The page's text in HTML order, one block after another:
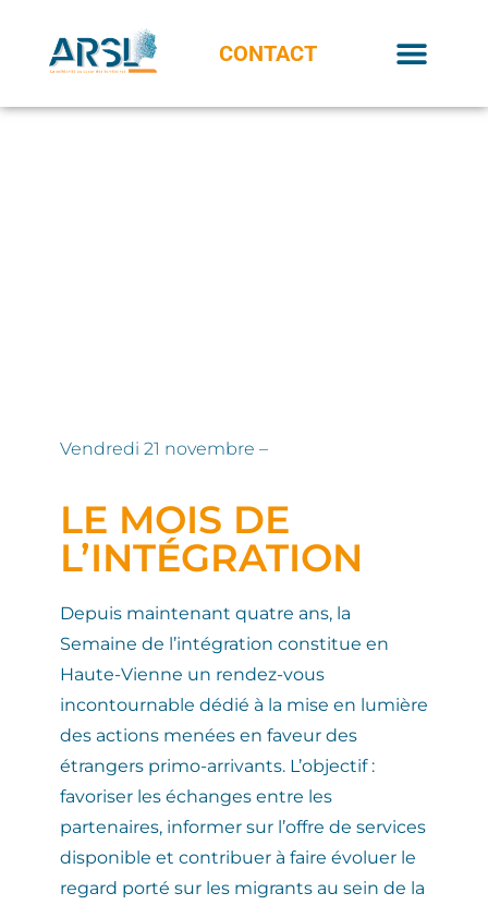
CONTACT
Vendredi 21 novembre –
LE MOIS DE
L’INTÉGRATION
Depuis maintenant quatre ans, la
Semaine de l’intégration constitue en
Haute-Vienne un rendez-vous
incontournable dédié à la mise en lumière
des actions menées en faveur des
étrangers primo-arrivants. L’objectif :
favoriser les échanges entre les
partenaires, informer sur l’offre de services
disponible et contribuer à faire évoluer le
regard porté sur les migrants au sein de la